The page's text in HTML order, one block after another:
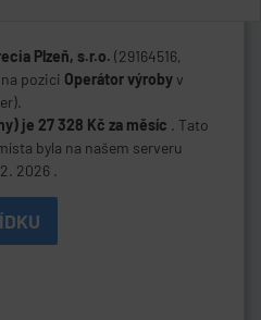
Plzeň, s.r.o. (29164516,
pozici Operátor výroby v
je 27 328 Kč za měsíc . Tato
byla na našem serveru
2026 .